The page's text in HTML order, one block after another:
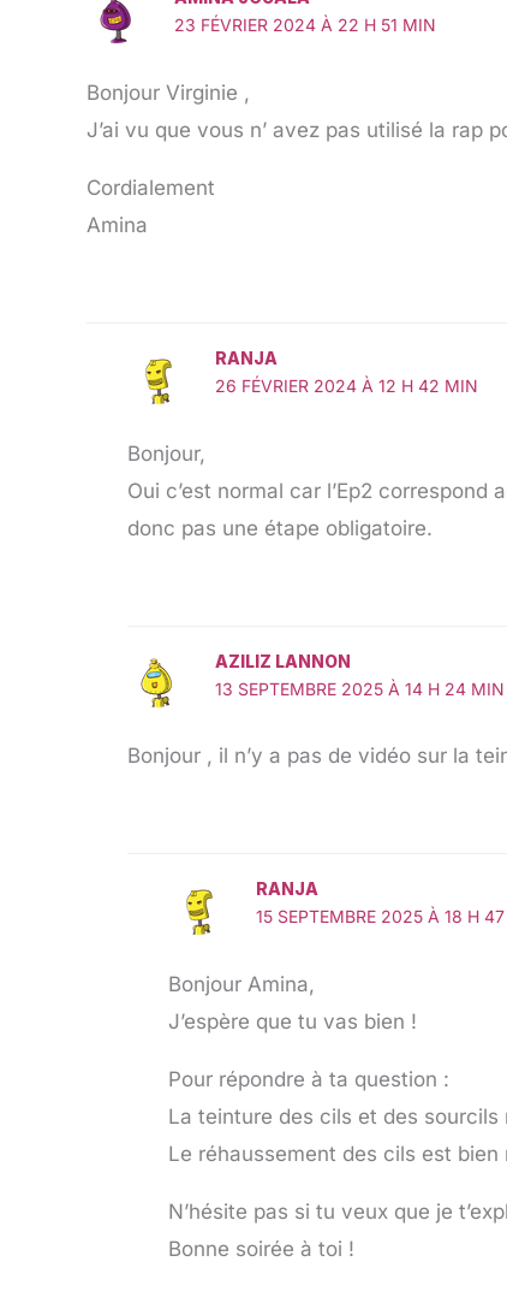
23 FÉVRIER 2024 À 22 H 51 MIN
Bonjour Virginie ,
J’ai vu que vous n’ avez pas utilisé la rap
Cordialement
Amina
RANJA
26 FÉVRIER 2024 À 12 H 42 MIN
Bonjour,
Oui c’est normal car l’Ep2
donc pas une étape obligatoire.
AZILIZ LANNON
13 SEPTEMBRE 2025 À 14 H 24 MIN
Bonjour , il n’y a pas de vidéo sur la
RANJA
15 SEPTEMBRE 2025 À 18 H
Bonjour Amina,
J’espère que tu vas bien !
Pour répondre à ta question :
La teinture des cils et des
Le réhaussement des cils est
N’hésite pas si tu veux que je
Bonne soirée à toi !